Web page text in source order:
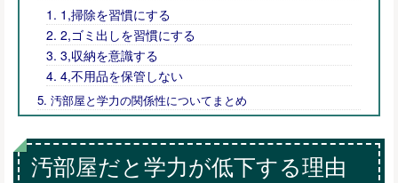
1,掃除を習慣にする
2,ゴミ出しを習慣にする
3,収納を意識する
4,不用品を保管しない
汚部屋と学力の関係性についてまとめ
汚部屋だと学力が低下する理由